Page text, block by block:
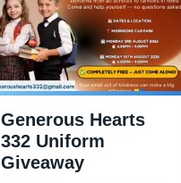
Generous Hearts
332 Uniform
Giveaway